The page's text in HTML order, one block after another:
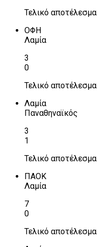
Τελικό αποτέλεσμα
ΟΦΗ
Λαμία
3
0
Τελικό αποτέλεσμα
Λαμία
Παναθηναϊκός
3
1
Τελικό αποτέλεσμα
ΠΑΟΚ
Λαμία
7
0
Τελικό αποτέλεσμα